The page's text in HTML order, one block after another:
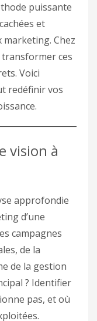
puissante
et
marketing. Chez
transformer ces
Voici
redéfinir vos
vision à
approfondie
d’une
campagnes
de la
de la gestion
? Identifier
pas, et où